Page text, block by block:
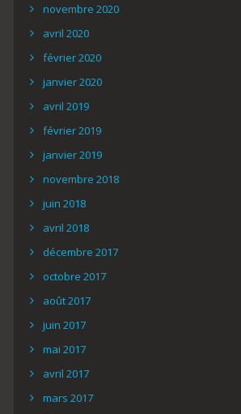
novembre 2020
avril 2020
février 2020
janvier 2020
avril 2019
février 2019
janvier 2019
novembre 2018
juin 2018
avril 2018
décembre 2017
octobre 2017
août 2017
juin 2017
mai 2017
avril 2017
mars 2017